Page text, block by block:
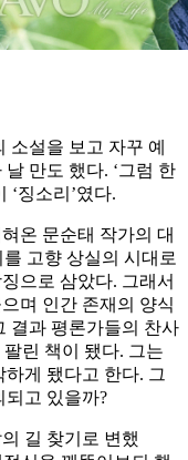
소설을 보고 자꾸 예
만도 했다. ‘그럼 한
‘징소리’였다.
온 문순태 작가의 대
를 고향 상실의 시대로
으로 삼았다. 그래서
으며 인간 존재의 양식
결과 평론가들의 찬사
팔린 책이 됐다. 그는
게 됐다고 한다. 그
되고 있을까?
길 찾기로 변했